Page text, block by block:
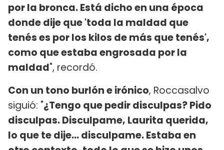
por la bronca. Está dicho en una época
donde dije que 'toda la maldad que
tenés es por los kilos de más que tenés',
como que estaba engrosada por la
maldad", recordó.
Con un tono burlón e irónico, Roccasalvo
siguió: "¿Tengo que pedir disculpas? Pido
disculpas. Disculpame, Laurita querida,
lo que te dije... disculpame. Estaba en